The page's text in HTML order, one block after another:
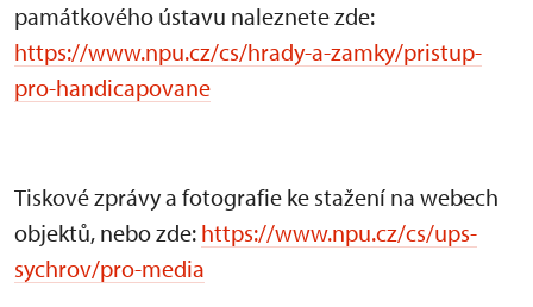
památkového ústavu naleznete zde:
https://www.npu.cz/cs/hrady-a-zamky/pristup-
pro-handicapovane
Tiskové zprávy a fotografie ke stažení na webech
objektů, nebo zde: https://www.npu.cz/cs/ups-
sychrov/pro-media